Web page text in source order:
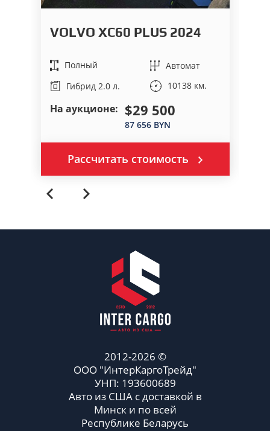
VOLVO XC60 PLUS 2024
Полный
Автомат
Гибрид 2.0 л.
10138 км.
На аукционе: $29 500
87 656 BYN
Рассчитать стоимость
2012-2026 ©
ООО "ИнтерКаргоТрейд"
УНП: 193600689
Авто из США с доставкой в
Минск и по всей
Республике Беларусь